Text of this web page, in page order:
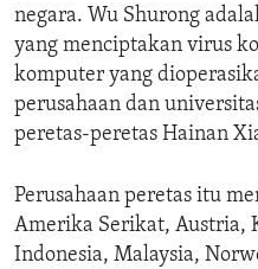
negara. Wu Shurong
yang menciptakan virus
komputer yang
perusahaan dan
peretas-peretas Hainan
Perusahaan peretas itu
Amerika Serikat, Austria,
Indonesia, Malaysia,